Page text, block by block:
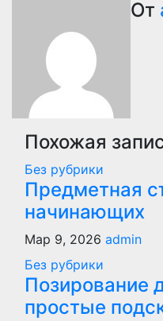
записям
От
Похожая
Без рубрики
Предметная
начинающих
Мар 9, 2026 admin
Без рубрики
Позирование
простые